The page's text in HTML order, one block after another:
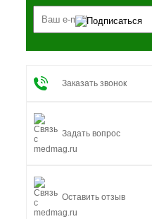
Заказать звонок
Задать вопрос
Оставить отзыв